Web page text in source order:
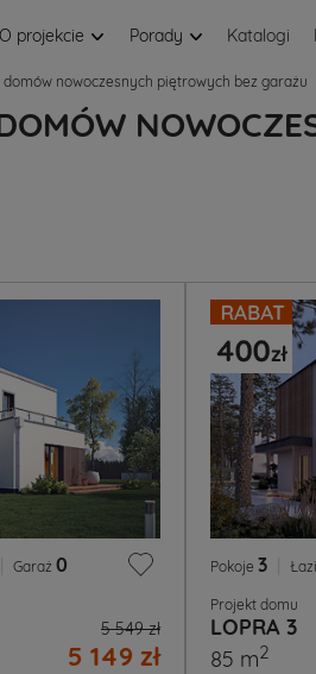
O projekcie Porady Katalogi
domów nowoczesnych piętrowych bez garażu
Garaż 0
5 549 zł
5 149 zł
Pokoje 3
Projekt domu
LOPRA 3
85 m2